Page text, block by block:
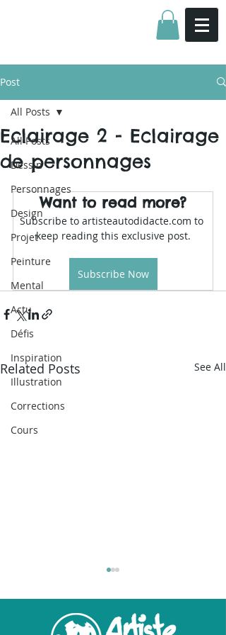
Post
All Posts
Dessin
Personnages
Design
Projet
Peinture
Mental
Actu
Défis
Inspiration
Illustration
Corrections
Cours
All Posts
Eclairage 2 - Eclairage
de personnages
Want to read more?
Subscribe to artisteautodidacte.com to
keep reading this exclusive post.
Subscribe Now
Related Posts See All